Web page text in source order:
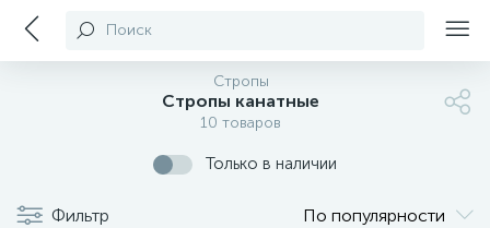
Поиск
Стропы
Стропы канатные
10 товаров
Только в наличии
Фильтр По популярности